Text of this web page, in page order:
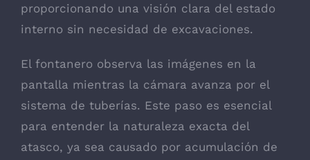
proporcionando una visión clara del estado
interno sin necesidad de excavaciones.
El fontanero observa las imágenes en la
pantalla mientras la cámara avanza por el
sistema de tuberías. Este paso es esencial
para entender la naturaleza exacta del
atasco, ya sea causado por acumulación de